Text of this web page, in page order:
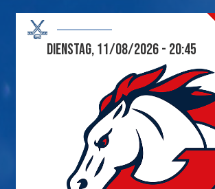
Dienstag, 11/08/2026 - 20:45